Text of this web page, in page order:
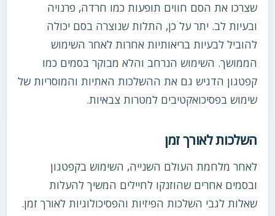
שצרכו את הסם חווים תופעות כמו חרדה, פרנויה
ובעיות לב. יתר על כן, התלות שנוצרה בסם יכולה
להוביל לבעיות בריאותיות אחרות לאחר השימוש
הממושך. השימוש הנרחב והלא מבוקר בסמים כמו
קפטגון הדגיש גם את ההשלכות האתיות והמוסריות של
שימוש בפסיכואקטיבים למטרות צבאיות.
השלכות לאורך זמן
לאחר מלחמת העולם השנייה, השימוש בקפטגון
ובסמים אחרים שהוזנקו לחיילים המשיך להעלות
שאלות לגבי השלכות הפיזיות והפסיכולוגיות לאורך זמן.